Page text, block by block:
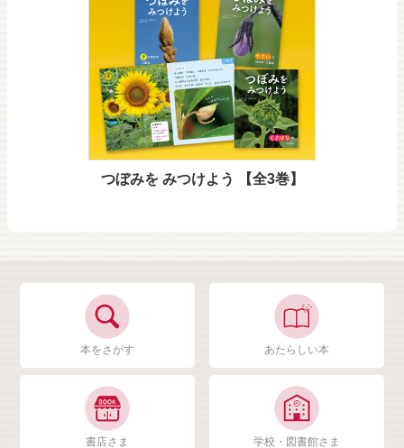
つぼみを みつけよう 【全3巻】
本をさがす あたらしい本
書店さま 学校・図書館さま